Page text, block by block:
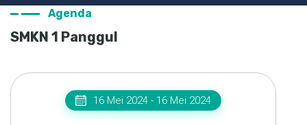
Agenda
SMKN 1 Panggul
16 Mei 2024 - 16 Mei 2024